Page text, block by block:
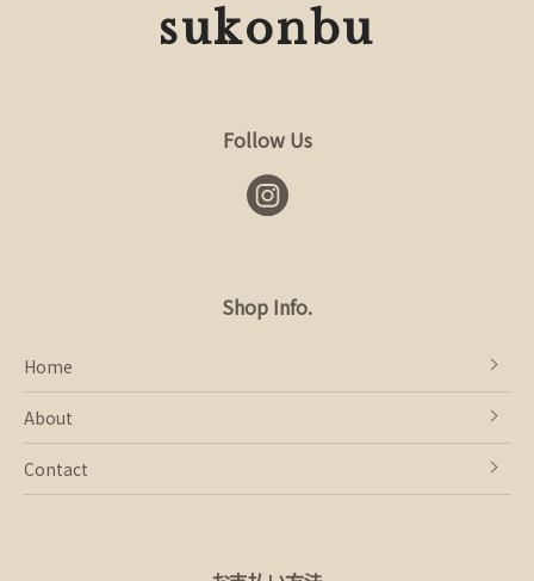
sukonbu
Follow Us
Shop Info.
Home
About
Contact